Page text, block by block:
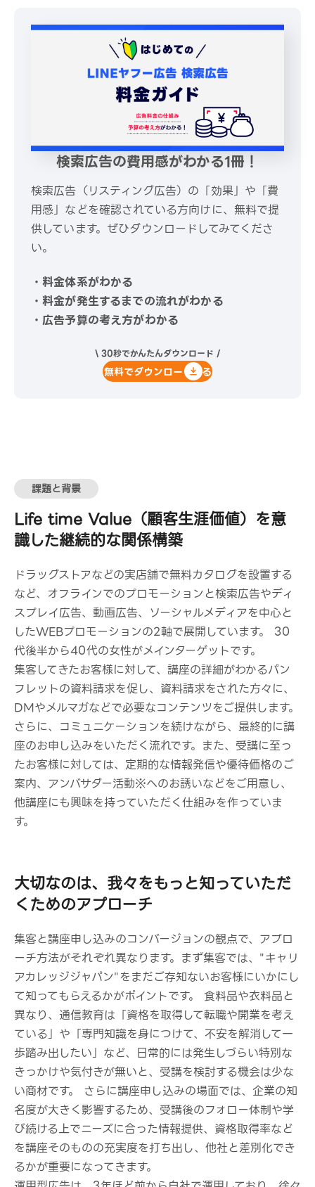
検索広告の費用感がわかる1冊！
検索広告（リスティング広告）の「効果」や「費
用感」などを確認されている方向けに、無料で提
供しています。ぜひダウンロードしてみてくださ
い。
・料金体系がわかる
・料金が発生するまでの流れがわかる
・広告予算の考え方がわかる
\ 30秒でかんたんダウンロード /
無料でダウンロードする
課題と背景
Life time Value（顧客生涯価値）を意
識した継続的な関係構築
ドラッグストアなどの実店舗で無料カタログを設置する
など、オフラインでのプロモーションと検索広告やディ
スプレイ広告、動画広告、ソーシャルメディアを中心と
したWEBプロモーションの2軸で展開しています。 30
代後半から40代の女性がメインターゲットです。
集客してきたお客様に対して、講座の詳細がわかるパン
フレットの資料請求を促し、資料請求をされた方々に、
DMやメルマガなどで必要なコンテンツをご提供します。
さらに、コミュニケーションを続けながら、最終的に講
座のお申し込みをいただく流れです。また、受講に至っ
たお客様に対しては、定期的な情報発信や優待価格のご
案内、アンバサダー活動※へのお誘いなどをご用意し、
他講座にも興味を持っていただく仕組みを作っていま
す。
大切なのは、我々をもっと知っていただ
くためのアプローチ
集客と講座申し込みのコンバージョンの観点で、アプロ
ーチ方法がそれぞれ異なります。まず集客では、"キャリ
アカレッジジャパン"をまだご存知ないお客様にいかにし
て知ってもらえるかがポイントです。 食料品や衣料品と
異なり、通信教育は「資格を取得して転職や開業を考え
ている」や「専門知識を身につけて、不安を解消して一
歩踏み出したい」など、日常的には発生しづらい特別な
きっかけや気付きが無いと、受講を検討する機会は少な
い商材です。 さらに講座申し込みの場面では、企業の知
名度が大きく影響するため、受講後のフォロー体制や学
び続ける上でニーズに合った情報提供、資格取得率など
を講座そのものの充実度を打ち出し、他社と差別化でき
るかが重要になってきます。